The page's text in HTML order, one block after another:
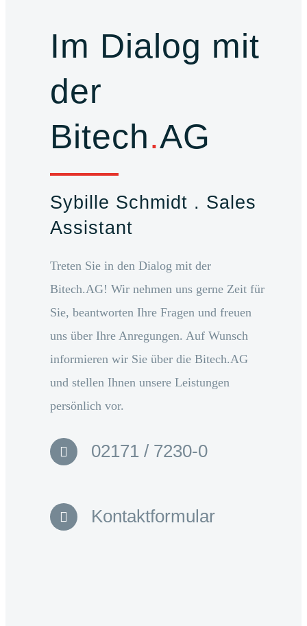
Im Dialog mit
der
Bitech.AG
Sybille Schmidt . Sales
Assistant
Treten Sie in den Dialog mit der
Bitech.AG! Wir nehmen uns gerne Zeit für
Sie, beantworten Ihre Fragen und freuen
uns über Ihre Anregungen. Auf Wunsch
informieren wir Sie über die Bitech.AG
und stellen Ihnen unsere Leistungen
persönlich vor.
02171 / 7230-0
Kontaktformular